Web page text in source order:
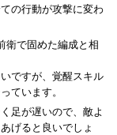
の行動が攻撃に変わ
衛で固めた編成と相
ですが、覚醒スキル
ています。
足が遅いので、敵よ
げると良いでしょ